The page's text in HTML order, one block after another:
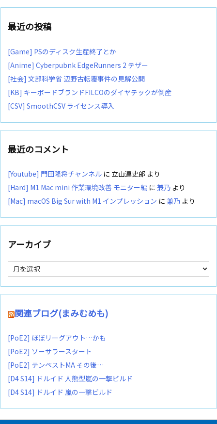
最近の投稿
[Game] PSのディスク生産終了とか
[Anime] Cyberpubnk EdgeRunners 2 テザー
[社会] 文部科学省 辺野古転覆事件の見解公開
[KB] キーボードブランドFILCOのダイヤテックが倒産
[CSV] SmoothCSV ライセンス導入
最近のコメント
[Youtube] 門田隆将チャンネル に 立山連史郎 より
[Hard] M1 Mac mini 作業環境改善 モニター編 に 兼乃 より
[Mac] macOS Big Sur with M1 インプレッション に 兼乃 より
アーカイブ
ア
ー
カ
イ
関連ブログ(まみむめも)
[PoE2] ほぼリーグアウト…かも
[PoE2] ソーサラースタート
[PoE2] テンペストMA その後…
[D4 S14] ドルイド 人熊型嵐の一撃ビルド
[D4 S14] ドルイド 嵐の一撃ビルド